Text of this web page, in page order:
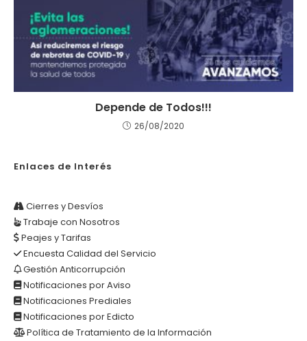
Depende de Todos!!!
26/08/2020
Enlaces de Interés
Cierres y Desvíos
Trabaje con Nosotros
Peajes y Tarifas
Encuesta Calidad del Servicio
Gestión Anticorrupción
Notificaciones por Aviso
Notificaciones Prediales
Notificaciones por Edicto
Política de Tratamiento de la Información